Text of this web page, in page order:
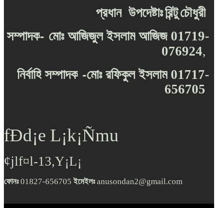
প্রধান উপদেষ্টাঃরিন্টুচৌধুরী
সম্পাদক- মোঃ আজিজুল ইসলাম আজিজ 01719-
076924,
নির্বাহি সম্পাদক -মোঃ রফিকুল ইসলাম 01717-
656705
fÐd¡e L¡k¡Ñmu
¢jlf¤l-13,Y¡L¡
ফোনঃ01827-656705ইমেইলঃanusondan2@gmail.com